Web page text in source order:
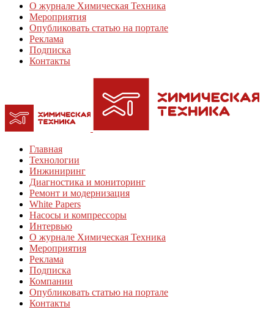
О журнале Химическая Техника
Мероприятия
Опубликовать статью на портале
Реклама
Подписка
Контакты
Главная
Технологии
Инжиниринг
Диагностика и мониторинг
Ремонт и модернизация
White Papers
Насосы и компрессоры
Интервью
О журнале Химическая Техника
Мероприятия
Реклама
Подписка
Компании
Опубликовать статью на портале
Контакты